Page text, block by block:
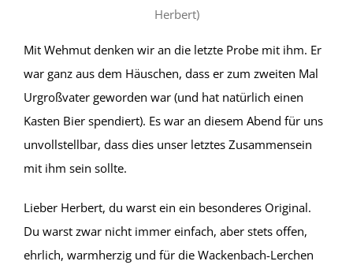
Herbert)
Mit Wehmut denken wir an die letzte Probe mit ihm. Er
war ganz aus dem Häuschen, dass er zum zweiten Mal
Urgroßvater geworden war (und hat natürlich einen
Kasten Bier spendiert). Es war an diesem Abend für uns
unvollstellbar, dass dies unser letztes Zusammensein
mit ihm sein sollte.
Lieber Herbert, du warst ein ein besonderes Original.
Du warst zwar nicht immer einfach, aber stets offen,
ehrlich, warmherzig und für die Wackenbach-Lerchen